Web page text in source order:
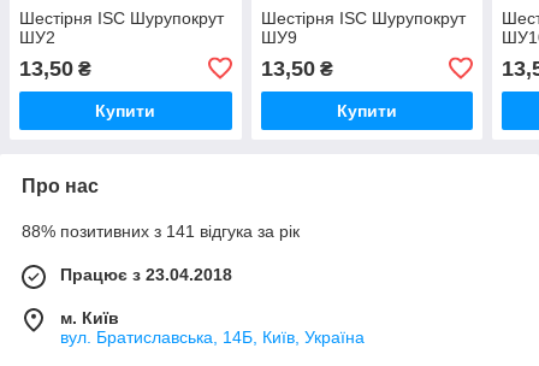
Шестірня ISC Шурупокрут
ШУ2
13,50 ₴
Купити
Шестірня ISC Шурупокрут
ШУ9
13,50₴
Купити
Про нас
88% позитивних з 141 відгука за рік
Працює з 23.04.2018
м. Київ
вул. Братиславська, 14Б, Київ, Україна